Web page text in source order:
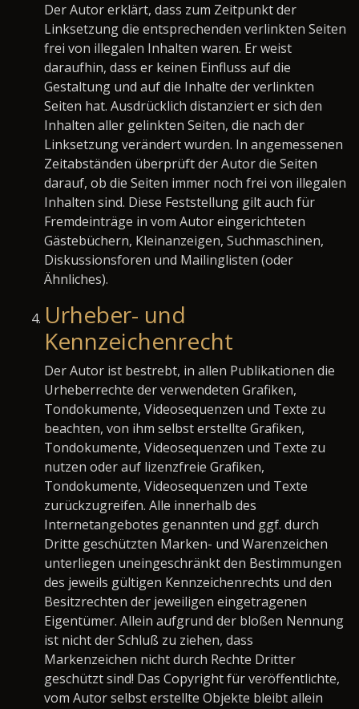
Der Autor erklärt, dass zum Zeitpunkt der
Linksetzung die entsprechenden verlinkten Seiten
frei von illegalen Inhalten waren. Er weist
daraufhin, dass er keinen Einfluss auf die
Gestaltung und auf die Inhalte der verlinkten
Seiten hat. Ausdrücklich distanziert er sich den
Inhalten aller gelinkten Seiten, die nach der
Linksetzung verändert wurden. In angemessenen
Zeitabständen überprüft der Autor die Seiten
darauf, ob die Seiten immer noch frei von illegalen
Inhalten sind. Diese Feststellung gilt auch für
Fremdeinträge in vom Autor eingerichteten
Gästebüchern, Kleinanzeigen, Suchmaschinen,
Diskussionsforen und Mailinglisten (oder
Ähnliches).
Urheber- und
Kennzeichenrecht
Der Autor ist bestrebt, in allen Publikationen die
Urheberrechte der verwendeten Grafiken,
Tondokumente, Videosequenzen und Texte zu
beachten, von ihm selbst erstellte Grafiken,
Tondokumente, Videosequenzen und Texte zu
nutzen oder auf lizenzfreie Grafiken,
Tondokumente, Videosequenzen und Texte
zurückzugreifen. Alle innerhalb des
Internetangebotes genannten und ggf. durch
Dritte geschützten Marken- und Warenzeichen
unterliegen uneingeschränkt den Bestimmungen
des jeweils gültigen Kennzeichenrechts und den
Besitzrechten der jeweiligen eingetragenen
Eigentümer. Allein aufgrund der bloßen Nennung
ist nicht der Schluß zu ziehen, dass
Markenzeichen nicht durch Rechte Dritter
geschützt sind! Das Copyright für veröffentlichte,
vom Autor selbst erstellte Objekte bleibt allein